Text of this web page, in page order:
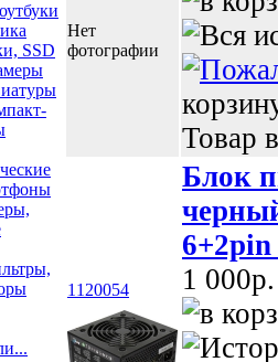
SSD
Нет
фотографии
Товар
1120054
Блок
1 000p.